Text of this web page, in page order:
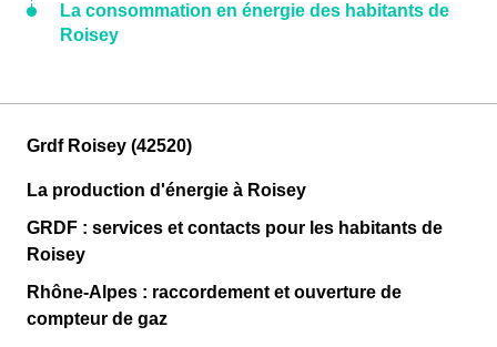
La consommation en énergie des habitants de
Roisey
Grdf Roisey (42520)
La production d'énergie à Roisey
GRDF : services et contacts pour les habitants de
Roisey
Rhône-Alpes : raccordement et ouverture de
compteur de gaz